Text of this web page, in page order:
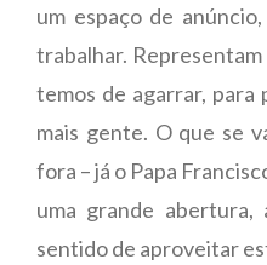
um espaço de
trabalhar.
temos de agarrar, para
mais gente. O que se
fora – já o Papa
uma grande
sentido de aproveitar